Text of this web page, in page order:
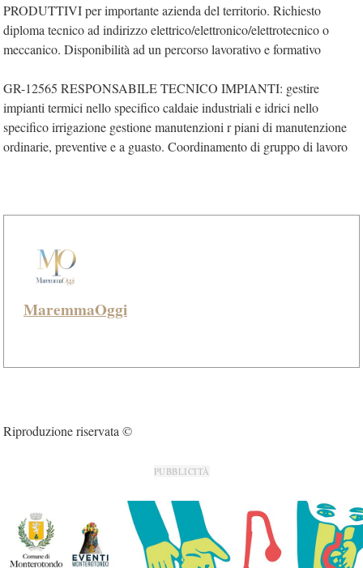
PRODUTTIVI per importante azienda del territorio. Richiesto
diploma tecnico ad indirizzo elettrico/elettronico/elettrotecnico o
meccanico. Disponibilità ad un percorso lavorativo e formativo
GR-12565 RESPONSABILE TECNICO IMPIANTI: gestire
impianti termici nello specifico caldaie industriali e idrici nello
specifico irrigazione gestione manutenzioni r piani di manutenzione
ordinarie, preventive e a guasto. Coordinamento di gruppo di lavoro
MaremmaOggi
Riproduzione riservata ©
PUBBLICITÀ